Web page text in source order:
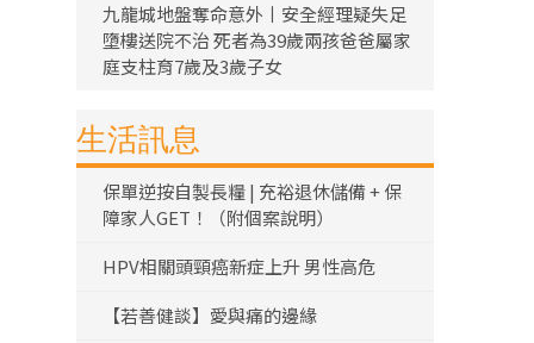
九龍城地盤奪命意外丨安全經理疑失足
墮樓送院不治 死者為39歲兩孩爸爸屬家
庭支柱育7歲及3歲子女
生活訊息
保單逆按自製長糧 | 充裕退休儲備 + 保
障家人GET！（附個案說明）
HPV相關頭頸癌新症上升 男性高危
【若善健談】愛與痛的邊緣